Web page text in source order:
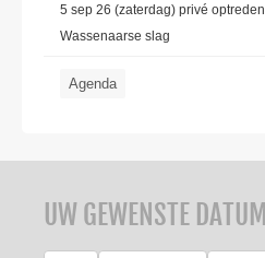
5 sep 26 (zaterdag) privé optreden
Wassenaarse slag
Agenda
UW GEWENSTE DATUM